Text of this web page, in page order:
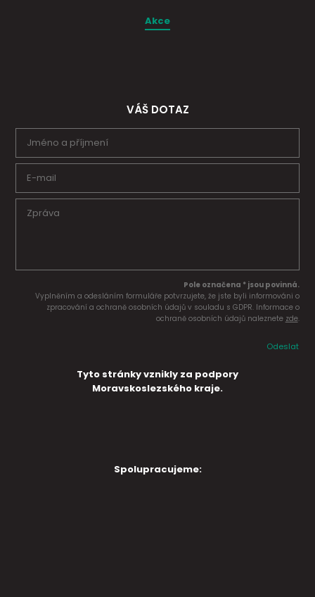
Akce
VÁŠ DOTAZ
Pole označena * jsou povinná.
Vyplněním a odesláním formuláře potvrzujete, že jste byli informováni o
zpracování a ochraně osobních údajů v souladu s GDPR. Informace o
ochraně osobních údajů naleznete zde.
Odeslat
Tyto stránky vznikly za podpory
Moravskoslezského kraje.
Spolupracujeme: